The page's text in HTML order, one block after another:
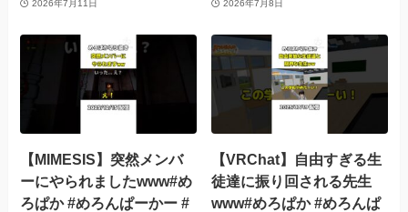
2026年7月11日 2026年7月8日
【MIMESIS】突然メンバ
ーにやられましたwww#め
ろぱか #めろんぱーかー #
【VRChat】自由すぎる生
徒達に振り回される先生
www#めろぱか #めろんぱ